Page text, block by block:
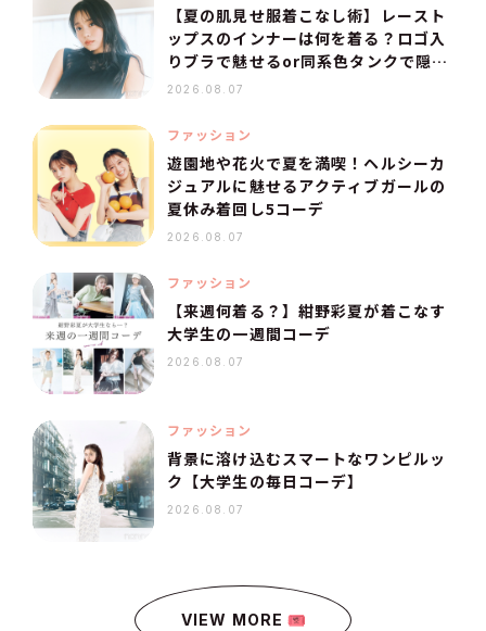
【夏の肌見せ服着こなし術】レースト
ップスのインナーは何を着る？ロゴ入
りブラで魅せるor同系色タンクで隠
す！
2026.08.07
ファッション
遊園地や花火で夏を満喫！ヘルシーカ
ジュアルに魅せるアクティブガールの
夏休み着回し5コーデ
2026.08.07
ファッション
【来週何着る？】紺野彩夏が着こなす
大学生の一週間コーデ
2026.08.07
ファッション
背景に溶け込むスマートなワンピルッ
ク【大学生の毎日コーデ】
2026.08.07
VIEW MORE